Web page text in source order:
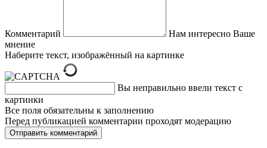
Комментарий
Нам интересно Ваше
мнение
Наберите текст, изображённый на картинке
Вы неправильно ввели текст с
картинки
Все поля обязательны к заполнению
Перед публикацией комментарии проходят модерацию